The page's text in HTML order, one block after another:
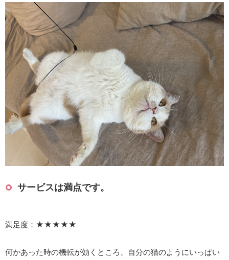
サービスは満点です。
満足度：★★★★★
何かあった時の機転が効くところ、自分の猫のようにいっぱい